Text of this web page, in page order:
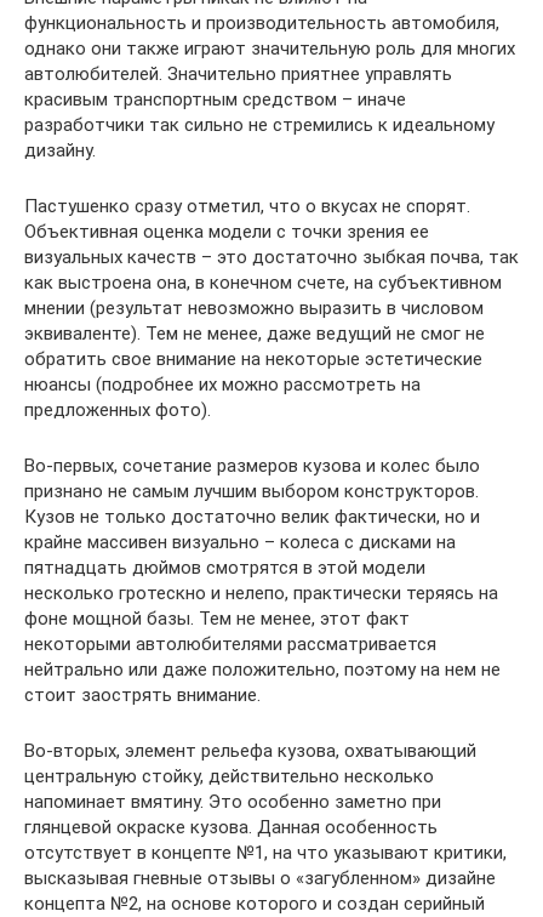
функциональность и производительность автомобиля,
однако они также играют значительную роль для многих
автолюбителей. Значительно приятнее управлять
красивым транспортным средством – иначе
разработчики так сильно не стремились к идеальному
дизайну.
Пастушенко сразу отметил, что о вкусах не спорят.
Объективная оценка модели с точки зрения ее
визуальных качеств – это достаточно зыбкая почва, так
как выстроена она, в конечном счете, на субъективном
мнении (результат невозможно выразить в числовом
эквиваленте). Тем не менее, даже ведущий не смог не
обратить свое внимание на некоторые эстетические
нюансы (подробнее их можно рассмотреть на
предложенных фото).
Во-первых, сочетание размеров кузова и колес было
признано не самым лучшим выбором конструкторов.
Кузов не только достаточно велик фактически, но и
крайне массивен визуально – колеса с дисками на
пятнадцать дюймов смотрятся в этой модели
несколько гротескно и нелепо, практически теряясь на
фоне мощной базы. Тем не менее, этот факт
некоторыми автолюбителями рассматривается
нейтрально или даже положительно, поэтому на нем не
стоит заострять внимание.
Во-вторых, элемент рельефа кузова, охватывающий
центральную стойку, действительно несколько
напоминает вмятину. Это особенно заметно при
глянцевой окраске кузова. Данная особенность
отсутствует в концепте №1, на что указывают критики,
высказывая гневные отзывы о «загубленном» дизайне
концепта №2, на основе которого и создан серийный